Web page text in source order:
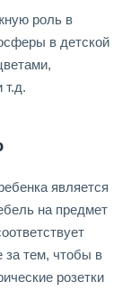
роль в
в детской
т.д.
является
на предмет
за тем, чтобы в
розетки